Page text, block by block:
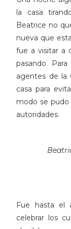
la casa
Beatrice no
nueva que
fue a visitar a
pasando.
agentes de la
casa para
modo se pudo
autoridades.
Fue hasta el
celebrar los